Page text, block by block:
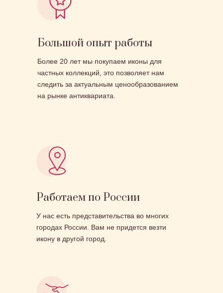
Большой опыт работы
Более 20 лет мы покупаем иконы для
частных коллекций, это позволяет нам
следить за актуальным ценообразованием
на рынке антиквариата.
Работаем по России
У нас есть представительства во многих
городах России. Вам не придется везти
икону в другой город.